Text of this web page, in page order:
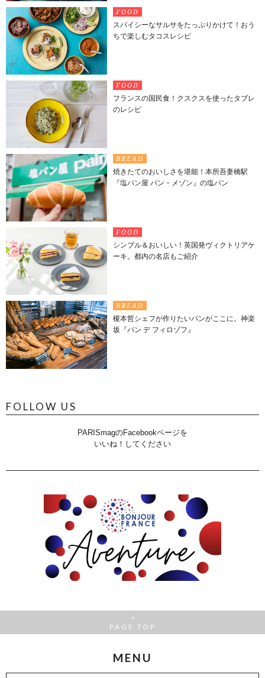
FOOD
スパイシーなサルサをたっぷりかけて！おう
ちで楽しむタコスレシピ
FOOD
フランスの国民食！クスクスを使ったタブレ
のレシピ
BREAD
焼きたてのおいしさを堪能！本所吾妻橋駅
『塩パン屋 パン・メゾン』の塩パン
FOOD
シンプル＆おいしい！英国発ヴィクトリアケ
ーキ。都内の名店もご紹介
BREAD
榎本哲シェフが作りたいパンがここに。神楽
坂『パン デ フィロゾフ』
FOLLOW US
PARISmagのFacebookページを
いいね！してください
PAGE TOP
MENU